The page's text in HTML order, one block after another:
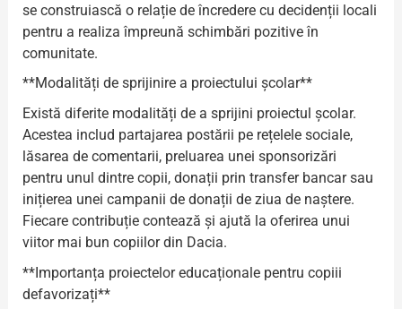
se construiască o relație de încredere cu decidenții locali
pentru a realiza împreună schimbări pozitive în
comunitate.
**Modalități de sprijinire a proiectului școlar**
Există diferite modalități de a sprijini proiectul școlar.
Acestea includ partajarea postării pe rețelele sociale,
lăsarea de comentarii, preluarea unei sponsorizări
pentru unul dintre copii, donații prin transfer bancar sau
inițierea unei campanii de donații de ziua de naștere.
Fiecare contribuție contează și ajută la oferirea unui
viitor mai bun copiilor din Dacia.
**Importanța proiectelor educaționale pentru copiii
defavorizați**